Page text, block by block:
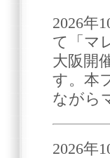
2026年
て「マ
大阪開
す。本
ながら
2026年